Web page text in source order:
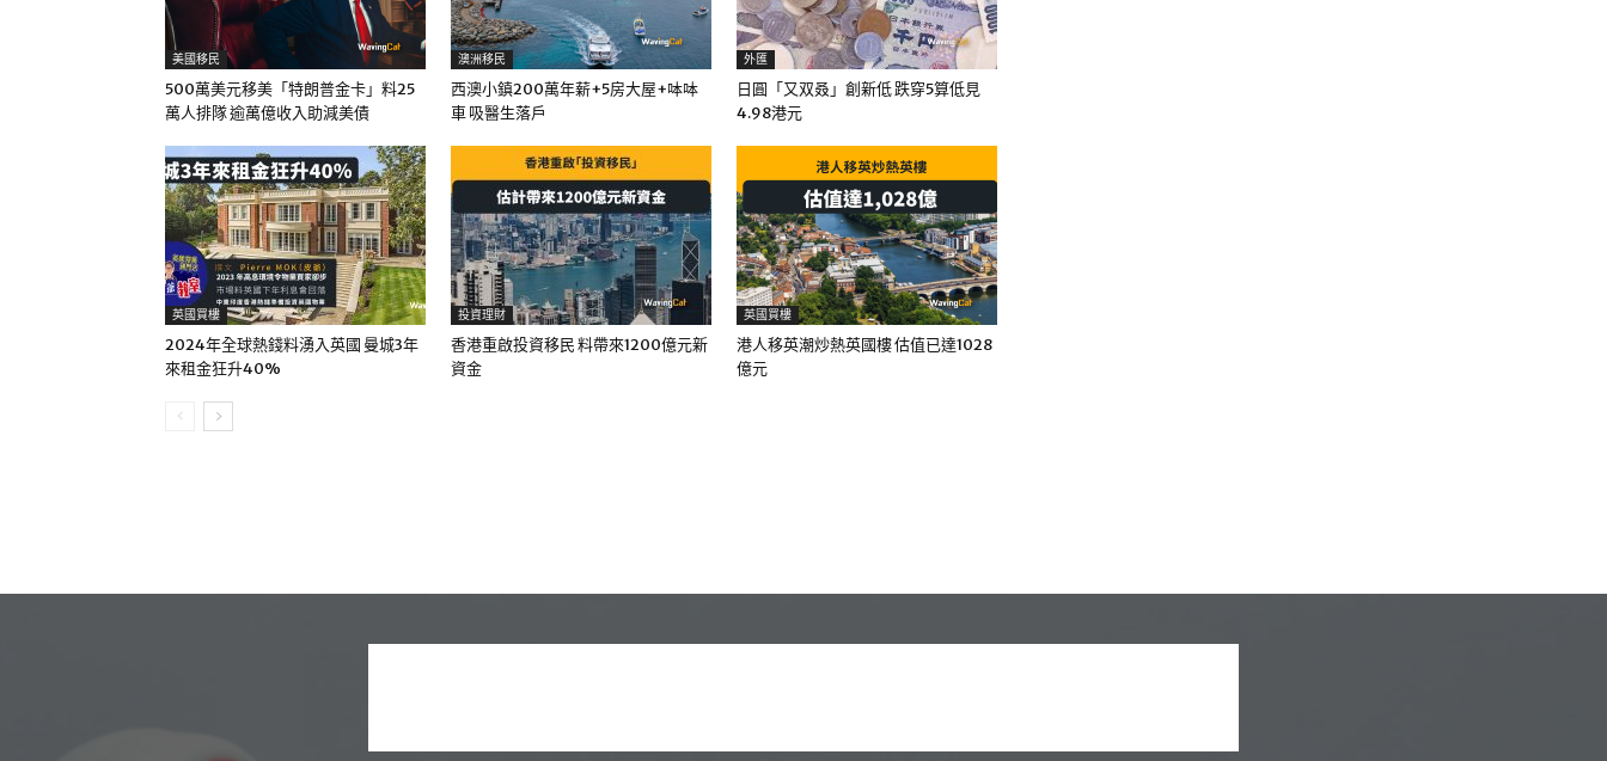
美國移民
500萬美元移美「特朗普金卡」料25
萬人排隊 逾萬億收入助減美債
澳洲移民
西澳小鎮200萬年薪+5房大屋+呠呠
車 吸醫生落戶
外匯
日圓「又双叒」創新低 跌穿5算低見
4.98港元
英國買樓
2024年全球熱錢料湧入英國 曼城3年
來租金狂升40%
投資理財
香港重啟投資移民 料帶來1200億元新
資金
英國買樓
港人移英潮炒熱英國樓 估值已達1028
億元